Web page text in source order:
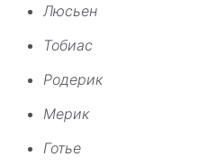
Люсьен
Тобиас
Родерик
Мерик
Готье